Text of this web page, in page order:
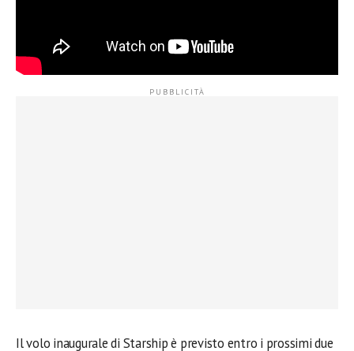
Il volo inaugurale di Starship è previsto entro i prossimi due